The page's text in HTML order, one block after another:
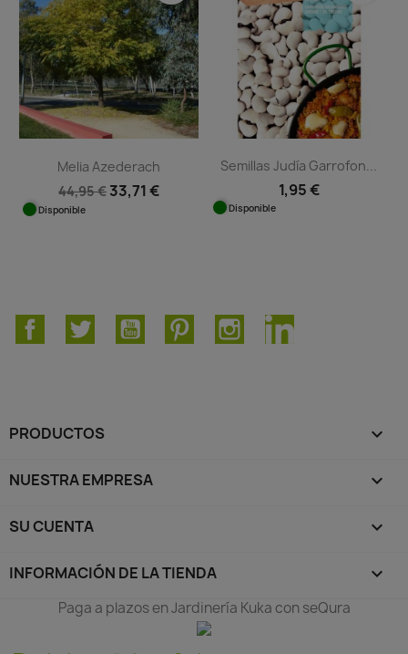
Melia Azederach
44,95 € 33,71 €
Disponible
Semillas Judía Garrofon...
1,95 €
Disponible
FacebookTwitter YouTube PinterestInstagramLinkedIn
PRODUCTOS 
NUESTRA EMPRESA 
SU CUENTA 
INFORMACIÓN DE LA TIENDA keyboard_arrow_down
Paga a plazos en Jardinería Kuka con seQura